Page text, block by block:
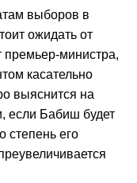
выборов в
ожидать от
премьер-министра,
касательно
выяснится на
если Бабиш будет
степень его